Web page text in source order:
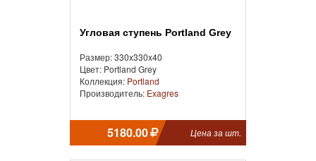
Угловая ступень Portland Grey
Размер: 330x330x40
Цвет: Portland Grey
Коллекция: Portland
Производитель: Exagres
5180.00 Цена за шт.